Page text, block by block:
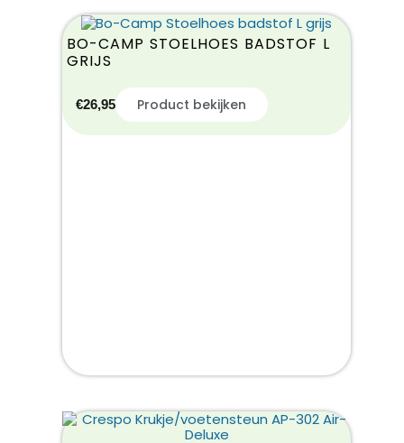
BO-CAMP STOELHOES BADSTOF L
GRIJS
€26,95 Product bekijken